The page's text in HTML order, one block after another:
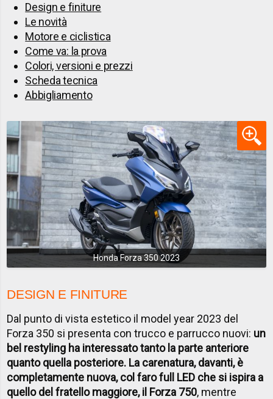
Design e finiture
Le novità
Motore e ciclistica
Come va: la prova
Colori, versioni e prezzi
Scheda tecnica
Abbigliamento
Honda Forza 350 2023
DESIGN E FINITURE
Dal punto di vista estetico il model year 2023 del
Forza 350 si presenta con trucco e parrucco nuovi: un
bel restyling ha interessato tanto la parte anteriore
quanto quella posteriore. La carenatura, davanti, è
completamente nuova, col faro full LED che si ispira a
quello del fratello maggiore, il Forza 750, mentre